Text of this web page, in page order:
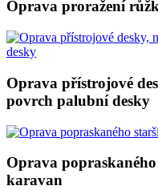
Oprava proražení
Oprava přístrojové
povrch palubní desky
Oprava
karavan